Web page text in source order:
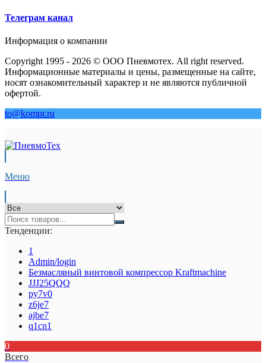
Телеграм канал
Информация о компании
Copyright 1995 - 2026 © ООО Пневмотех. All right reserved.
Информационные материалы и цены, размещенные на сайте,
носят ознакомительный характер и не являются публичной
офертой.
to@kompr.ru
Меню
Тенденции:
1
Admin/login
Безмасляный винтовой компрессор Kraftmaсhine
JJJ25QQQ
py7v0
z6je7
ajbe7
q1cn1
0
Всего